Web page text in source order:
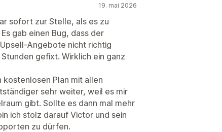
19. mai 2026
sofort zur Stelle, als es zu
gab einen Bug, dass der
Angebote nicht richtig
gefixt. Wirklich ein ganz
kostenlosen Plan mit allen
sehr weiter, weil es mir
gibt. Sollte es dann mal mehr
ich stolz darauf Victor und sein
zu dürfen.